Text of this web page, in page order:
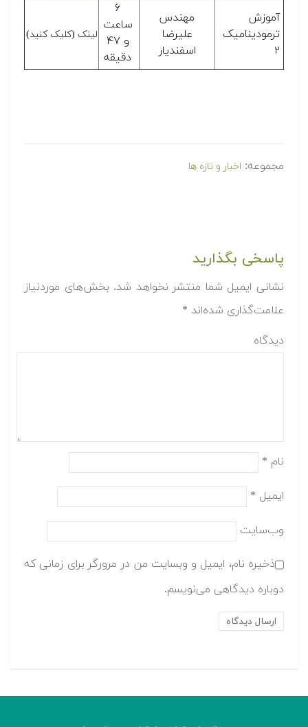
آموزش
ترمودینامیک
۲
مهندس
علیرضا
اسفندیار
۶
ساعت
و ۴۷
دقیقه
لینک (کلیک کنید)
مجموعه: اخبار و تازه ها
پاسخی بگذارید
نشانی ایمیل شما منتشر نخواهد شد.بخش‌های موردنیاز
علامت‌گذاری شده‌اند *
دیدگاه
نام *
ایمیل *
وب‌سایت
ذخیره نام، ایمیل و وبسایت من در مرورگر برای زمانی که
دوباره دیدگاهی می‌نویسم.